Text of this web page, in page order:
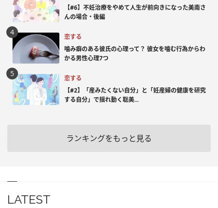
【#6】不妊治療をやめて人生が前向きになった美南さ
んの場合・後編
恋する
噛み癖のある彼氏の心理って？ 彼女を噛む行為からわ
かる男性心理7つ
恋する
【#2】「産みたくない自分」と「妊産婦の健康を研究
する自分」で揺れ動く聡美...
ランキングをもっと見る
LATEST